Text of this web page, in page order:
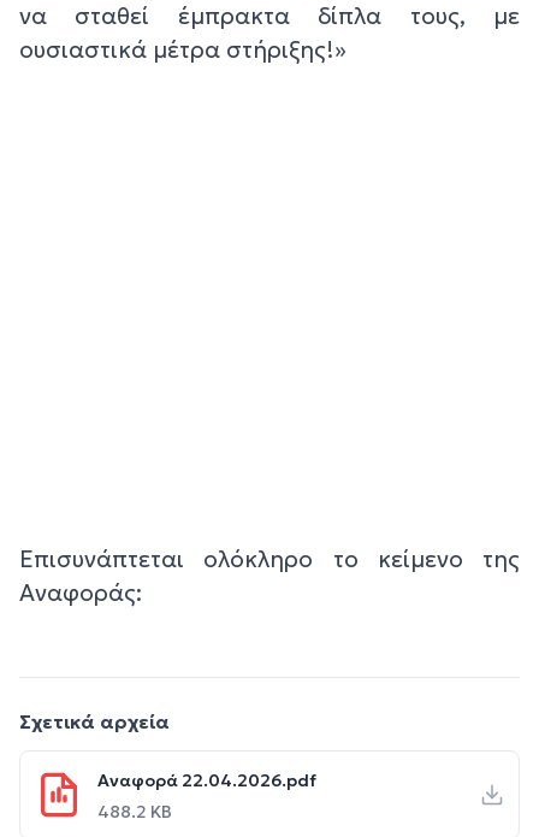
να σταθεί έμπρακτα δίπλα τους, με
ουσιαστικά μέτρα στήριξης!»
Επισυνάπτεται ολόκληρο το κείμενο της
Αναφοράς:
Σχετικά αρχεία
Αναφορά 22.04.2026.pdf
488.2 KB